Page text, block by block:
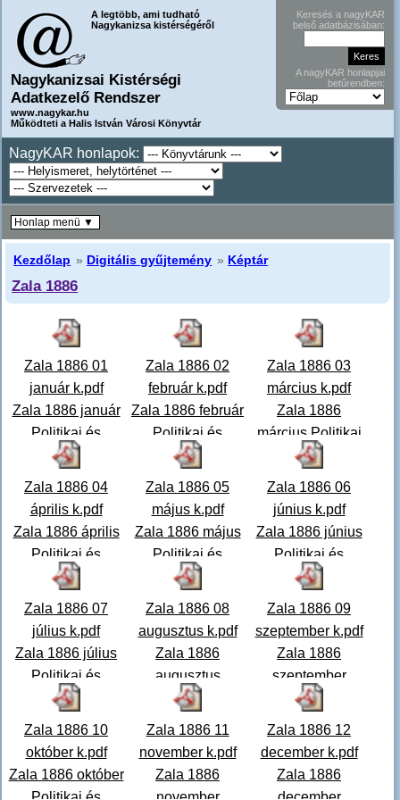
A legtöbb, ami tudható
Nagykanizsa kistérségéről
Nagykanizsai Kistérségi
Adatkezelő Rendszer
www.nagykar.hu
Működteti a Halis István Városi Könyvtár
Keresés a nagyKAR
belső adatbázisában:
A nagyKAR honlapjai
betűrendben:
NagyKAR honlapok:
Kezdőlap » Digitális gyűjtemény » Képtár
Zala 1886
Zala 1886 01
január k.pdf
Zala 1886 január
Politikai és
vegyes tartalmú
Zala 1886 02
február k.pdf
Zala 1886 február
Politikai és
vegyes tartalmú
Zala 1886 03
március k.pdf
Zala 1886
március Politikai
és vegyes
Zala 1886 04
április k.pdf
Zala 1886 április
Politikai és
vegyes tartalmú
Zala 1886 05
május k.pdf
Zala 1886 május
Politikai és
vegyes tartalmú
Zala 1886 06
június k.pdf
Zala 1886 június
Politikai és
vegyes tartalmú
Zala 1886 07
július k.pdf
Zala 1886 július
Politikai és
vegyes tartalmú
Zala 1886 08
augusztus k.pdf
Zala 1886
augusztus
Politikai és
Zala 1886 09
szeptember k.pdf
Zala 1886
szeptember
Politikai és
Zala 1886 10
október k.pdf
Zala 1886 október
Politikai és
Zala 1886 11
november k.pdf
Zala 1886
november
Zala 1886 12
december k.pdf
Zala 1886
december
Honlap menü ▼